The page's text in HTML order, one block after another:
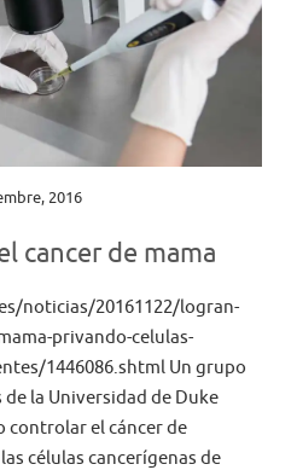
2016
cancer de mama
noticias/20161122/logran-
privando-celulas-
1446086.shtml Un grupo
la Universidad de Duke
controlar el cáncer de
células cancerígenas de